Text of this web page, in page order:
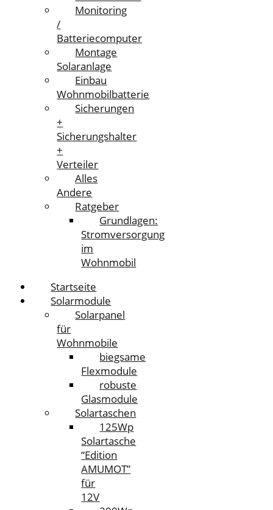
Monitoring
/
Batteriecomputer
Montage
Solaranlage
Einbau
Wohnmobilbatterie
Sicherungen
+
Sicherungshalter
+
Verteiler
Alles
Andere
Ratgeber
Grundlagen:
Stromversorgung
im
Wohnmobil
Startseite
Solarmodule
Solarpanel
für
Wohnmobile
biegsame
Flexmodule
robuste
Glasmodule
Solartaschen
125Wp
Solartasche
“Edition
AMUMOT”
für
12V